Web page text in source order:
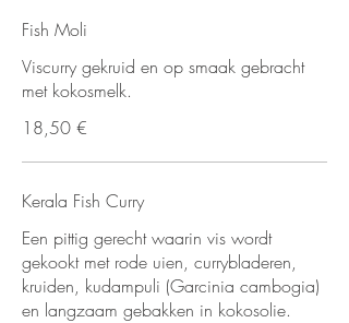
Fish Moli
Viscurry gekruid en op smaak gebracht
met kokosmelk.
18,50 €
Kerala Fish Curry
Een pittig gerecht waarin vis wordt
gekookt met rode uien, currybladeren,
kruiden, kudampuli (Garcinia cambogia)
en langzaam gebakken in kokosolie.